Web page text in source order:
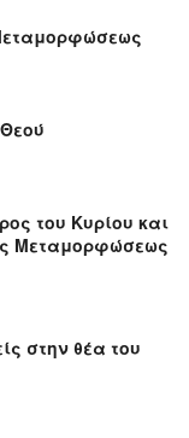
του Κυρίου και
Μεταμορφώσεως
στην θέα του